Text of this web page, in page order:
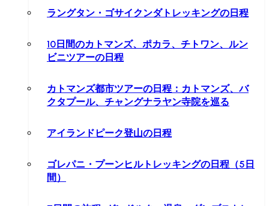
ラングタン・ゴサイクンダトレッキングの日程
10日間のカトマンズ、ポカラ、チトワン、ルン
ビニツアーの日程
カトマンズ都市ツアーの日程：カトマンズ、バ
クタプール、チャングナラヤン寺院を巡る
アイランドピーク登山の日程
ゴレパニ・プーンヒルトレッキングの日程（5日
間）